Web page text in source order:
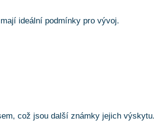
ideální podmínky pro vývoj.
což jsou další známky jejich